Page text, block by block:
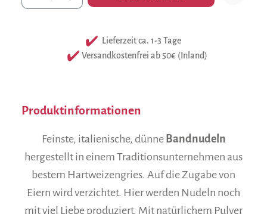
Lieferzeit ca. 1-3 Tage
Versandkostenfrei ab 50€ (Inland)
Produktinformationen
Feinste, italienische, dünneBandnudeln
hergestellt in einem Traditionsunternehmen aus
bestem Hartweizengries. Auf die Zugabe von
Eiern wird verzichtet. Hier werden Nudeln noch
mit viel Liebe produziert. Mit natürlichem Pulver